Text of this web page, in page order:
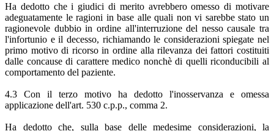
Ha dedotto che i giudici di merito avrebbero omesso di motivare
adeguatamente le ragioni in base alle quali non vi sarebbe stato un
ragionevole dubbio in ordine all'interruzione del nesso causale tra
l'infortunio e il decesso, richiamando le considerazioni spiegate nel
primo motivo di ricorso in ordine alla rilevanza dei fattori costituiti
dalle concause di carattere medico nonchè di quelli riconducibili al
comportamento del paziente.
4.3 Con il terzo motivo ha dedotto l'inosservanza e omessa
applicazione dell'art. 530 c.p.p., comma 2.
Ha dedotto che, sulla base delle medesime considerazioni, la